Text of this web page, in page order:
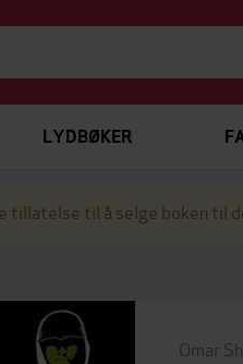
LYDBØKER
tillatelse til å selge boken til
Omar